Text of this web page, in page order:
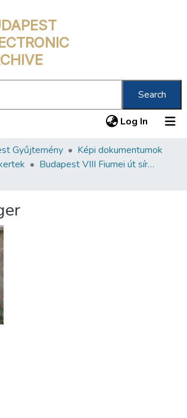
Search
Log In (current)
Collections
Gyűjtemény
Képi dokumentumok
Budapest VIII Fiumei út sírkert 3. rész